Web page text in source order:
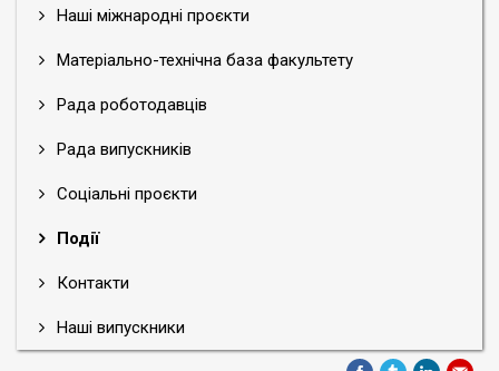
Наші міжнародні проєкти
Матеріально-технічна база факультету
Рада роботодавців
Рада випускників
Соціальні проєкти
Події
Контакти
Наші випускники